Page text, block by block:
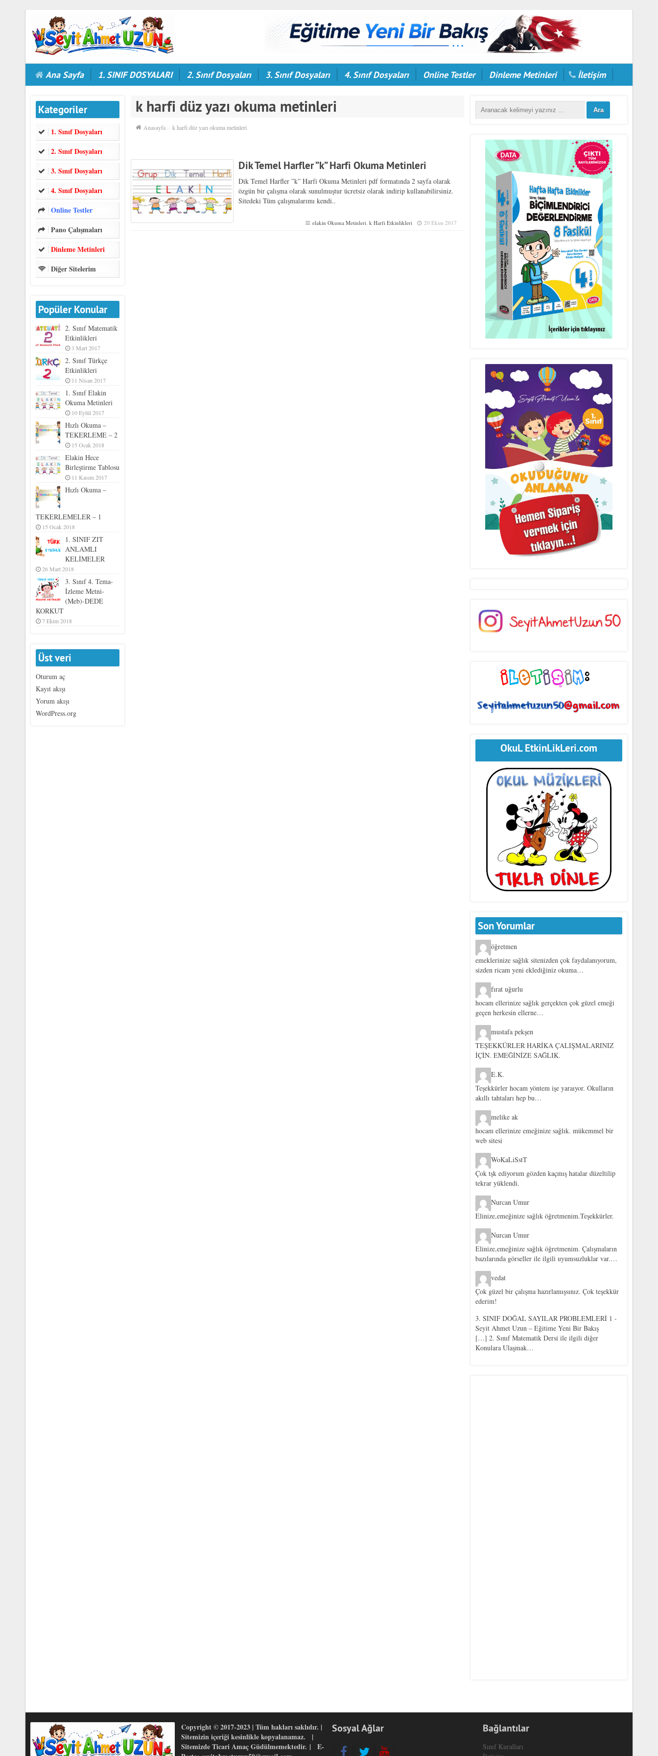
Ana Sayfa 1. SINIF DOSYALARI 2. Sınıf Dosyaları 3. Sınıf Dosyaları 4. Sınıf Dosyaları Online Testler Dinleme Metinleri İletişim
Kategoriler
1. Sınıf Dosyaları
2. Sınıf Dosyaları
3. Sınıf Dosyaları
4. Sınıf Dosyaları
Online Testler
Pano Çalışmaları
Dinleme Metinleri
Diğer Sitelerim
Popüler Konular
2. Sınıf Matematik
Etkinlikleri
3 Mart 2017
2. Sınıf Türkçe
Etkinlikleri
11 Nisan 2017
1. Sınıf Elakin
Okuma Metinleri
10 Eylül 2017
Hızlı Okuma –
TEKERLEME – 2
15 Ocak 2018
Elakin Hece
Birleştirme Tablosu
11 Kasım 2017
Hızlı Okuma –
TEKERLEMELER – 1
15 Ocak 2018
1. SINIF ZIT
ANLAMLI
KELİMELER
26 Mart 2018
3. Sınıf 4. Tema-
İzleme Metni-
(Meb)-DEDE
KORKUT
7 Ekim 2018
Üst veri
Oturum aç
Kayıt akışı
Yorum akışı
WordPress.org
k harfi düz yazı okuma metinleri
Anasayfa ››k harfi düz yazı okuma metinleri
Dik Temel Harfler ”k” Harfi Okuma Metinleri
Dik Temel Harfler ”k” Harfi Okuma Metinleri pdf formatında 2 sayfa olarak
özgün bir çalışma olarak sunulmuştur ücretsiz olarak indirip kullanabilirsiniz.
Sitedeki Tüm çalışmalarımı kendi..
elakin Okuma Metinleri ,k Harfi Etkinlikleri 20 Ekim 2017
OkuL EtkinLikLeri.com
Son Yorumlar
öğretmen
emeklerinize sağlık sitenizden çok faydalanıyorum,
sizden ricam yeni eklediğiniz okuma…
fırat uğurlu
hocam ellerinize sağlık gerçekten çok güzel emeği
geçen herkesin ellerne…
mustafa pekşen
TEŞEKKÜRLER HARİKA ÇALIŞMALARINIZ
İÇİN. EMEĞİNİZE SAĞLIK.
E.K.
Teşekkürler hocam yöntem işe yaraıyor. Okulların
akıllı tahtaları hep bu…
melike ak
hocam ellerinize emeğinize sağlık. mükemmel bir
web sitesi
WoKaLiSstT
Çok tşk ediyorum gözden kaçmış hatalar düzeltilip
tekrar yüklendi.
Nurcan Umur
Elinize,emeğinize sağlık öğretmenim.Teşekkürler.
Nurcan Umur
Elinize,emeğinize sağlık öğretmenim. Çalışmaların
bazılarında görseller ile ilgili uyumsuzluklar var.…
vedat
Çok güzel bir çalışma hazırlamışsınız. Çok teşekkür
ederim!
3. SINIF DOĞAL SAYILAR PROBLEMLERİ 1 -
Seyit Ahmet Uzun – Eğitime Yeni Bir Bakış
[…] 2. Sınıf Matematik Dersi ile ilgili diğer
Konulara Ulaşmak…
Copyright © 2017-2023 | Tüm hakları saklıdır. |
Sitemizin içeriği kesinlikle kopyalanamaz. |
Sitemizde Ticari Amaç Güdülmemektedir. | E-
Sosyal Ağlar Bağlantılar
Sınıf Kuralları